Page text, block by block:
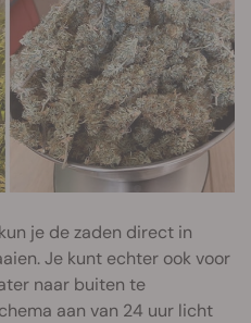
je de zaden direct in
Je kunt echter ook voor
naar buiten te
aan van 24 uur licht